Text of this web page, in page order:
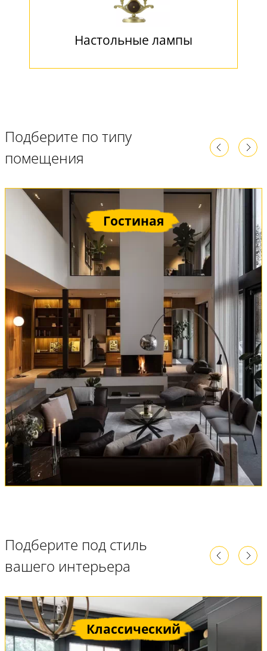
Настольные лампы
Подберите по типу
помещения
Гостиная
Подберите под стиль
вашего интерьера
Классический